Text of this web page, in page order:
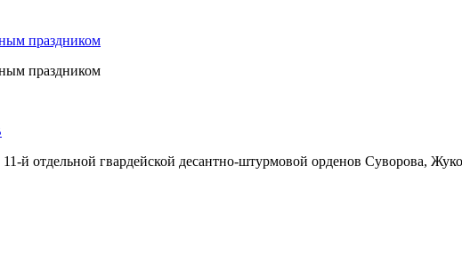
праздником
праздником
й отдельной гвардейской десантно-штурмовой орденов Суворова,